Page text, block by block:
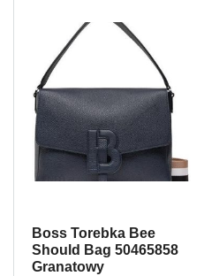
Boss Torebka Bee
Should Bag 50465858
Granatowy